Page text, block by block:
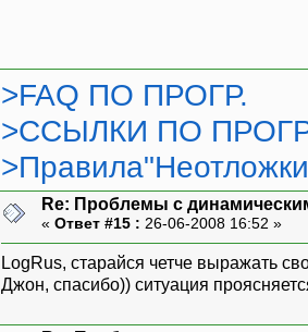
>FAQ ПО ПРОГР.
>ССЫЛКИ ПО
Re: Проблемы с
« Ответ #15 : 26-06-2008 16:52 »
LogRus, старайся четче выражать
Джон, спасибо)) ситуация